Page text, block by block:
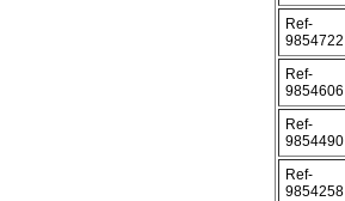
Ref-
9854722
Ref-
9854606
Ref-
9854490
Ref-
9854258